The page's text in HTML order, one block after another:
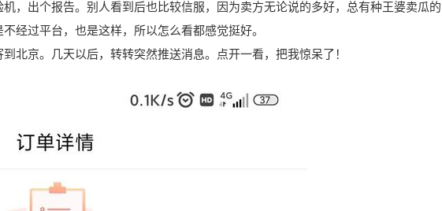
，出个报告。别人看到后也比较信服，因为卖方无论说的多好，总有种王婆卖瓜的
经过平台，也是这样，所以怎么看都感觉挺好。
北京。几天以后，转转突然推送消息。点开一看，把我惊呆了！